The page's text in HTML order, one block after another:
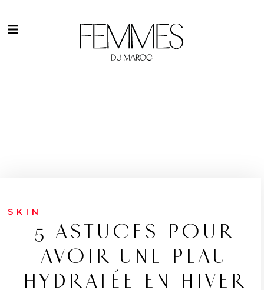
SKIN
5 ASTUCES POUR
AVOIR UNE PEAU
HYDRATÉE EN HIVER